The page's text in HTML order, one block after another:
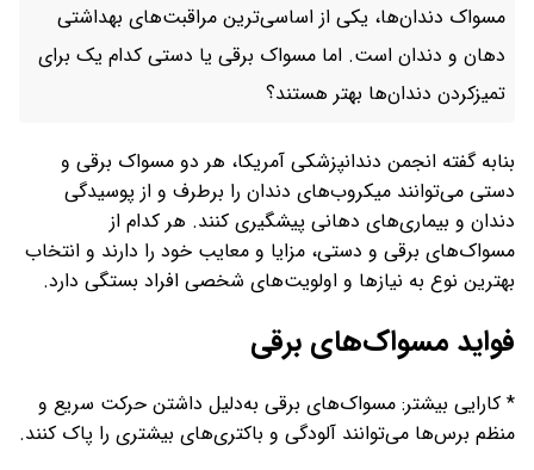
مسواک دندان‌ها، یکی از اساسی‌ترین مراقبت‌های بهداشتی
دهان و دندان است. اما مسواک برقی یا دستی کدام یک برای
تمیزکردن دندان‌ها بهتر هستند؟
بنابه گفته انجمن دندانپزشکی آمریکا، هر دو مسواک برقی و
دستی می‌توانند میکروب‌های دندان را برطرف و از پوسیدگی
دندان و بیماری‌های دهانی پیشگیری کنند. هر کدام از
مسواک‌های برقی و دستی، مزایا و معایب خود را دارند و انتخاب
بهترین نوع به نیازها و اولویت‌های شخصی افراد بستگی دارد.
فواید مسواک‌های برقی
* کارایی بیشتر: مسواک‌های برقی به‌دلیل داشتن حرکت سریع و
منظم برس‌ها می‌توانند آلودگی و باکتری‌های بیشتری را پاک کنند.